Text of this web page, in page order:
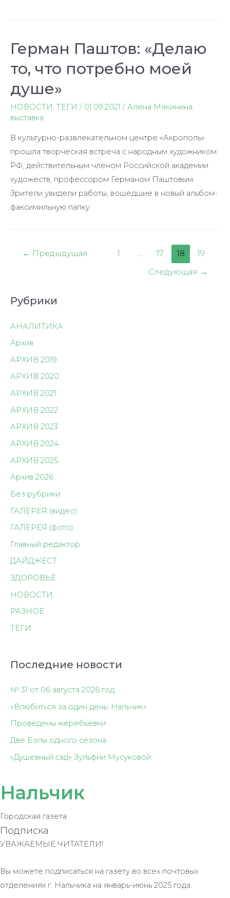
открылась
фотовыставка
памятники
Нальчика»
Герман Паштов: «Делаю
то, что потребно моей
душе»
НОВОСТИ, ТЕГИ / 01.09.2021 / Алена Мякинина,
выставка
В культурно-развлекательном центре «Акрополь»
прошла творческая встреча с народным художником
РФ, действительным членом Российской академии
художеств, профессором Германом Паштовым.
Зрители увидели работы, вошедшие в новый альбом-
факсимильную папку
Пагинация
← Предыдущая 1 … 17 18
19
Следующая →
Рубрики
АНАЛИТИКА
Архив
АРХИВ 2019
АРХИВ 2020
АРХИВ 2021
АРХИВ 2022
АРХИВ 2023
АРХИВ 2024
АРХИВ 2025
Архив 2026
Без рубрики
ГАЛЕРЕЯ (видео)
ГАЛЕРЕЯ (фото)
Главный редактор
ДАЙДЖЕСТ
ЗДОРОВЬЕ
НОВОСТИ
РАЗНОЕ
ТЕГИ
Последние новости
№ 31 от 06 августа 2026 год
«Влюбиться за один день: Нальчик»
Проведены жеребьёвки
Две Бэлы одного сезона
«Душевный сад» Зульфии Мусуковой
Нальчик
Городская газета
Подписка
УВАЖАЕМЫЕ ЧИТАТЕЛИ!
Вы можете подписаться на газету во всех почтовых
отделениях г. Нальчика на январь-июнь 2025 года.